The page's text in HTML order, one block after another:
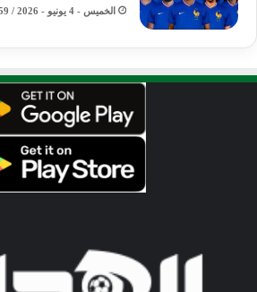
الخميس - 4 يونيو - 2026 / 8:59 صباحًا